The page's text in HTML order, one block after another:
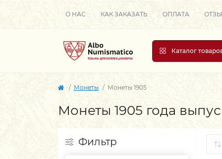
О НАС КАК ЗАКАЗАТЬ ОПЛАТА
Каталог
Монеты Монеты 1905
Монеты 1905 года
Фильтр